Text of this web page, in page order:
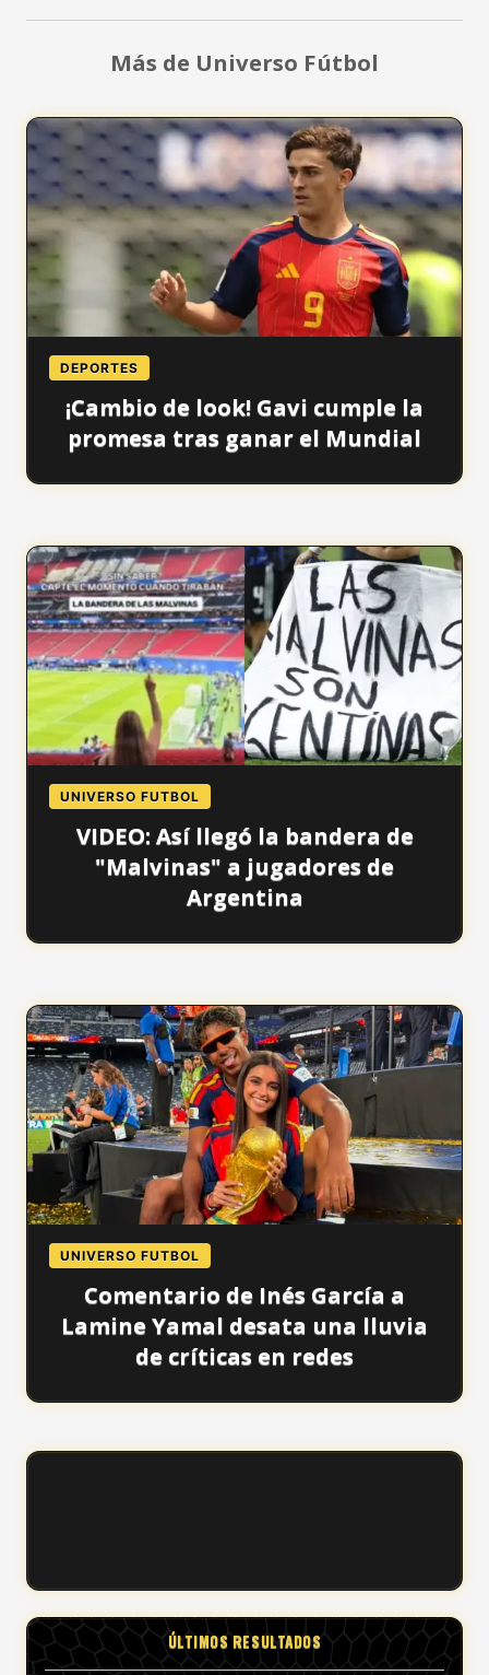
Más de Universo Fútbol
DEPORTES
¡Cambio de look! Gavi cumple la
promesa tras ganar el Mundial
UNIVERSO FUTBOL
VIDEO: Así llegó la bandera de
"Malvinas" a jugadores de
Argentina
UNIVERSO FUTBOL
Comentario de Inés García a
Lamine Yamal desata una lluvia
de críticas en redes
ÚLTIMOS RESULTADOS